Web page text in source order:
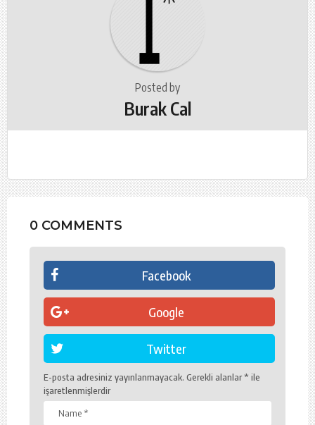
Posted by
Burak Cal
0 COMMENTS
Facebook
Google
Twitter
E-posta adresiniz yayınlanmayacak. Gerekli alanlar* ile
işaretlenmişlerdir